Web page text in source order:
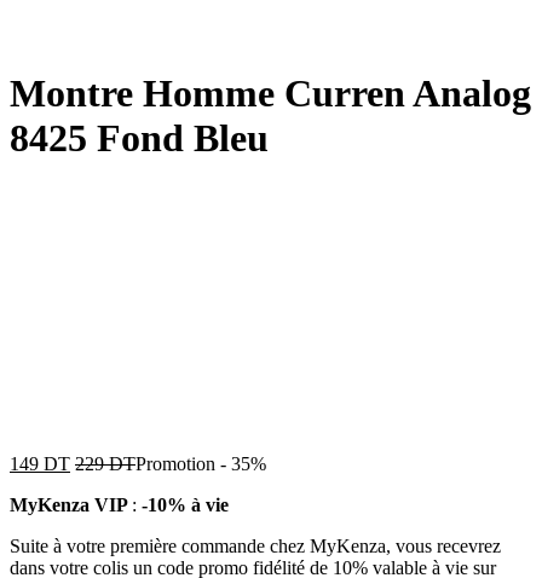
Montre Homme Curren Analog
8425 Fond Bleu
149 DT 229DTPromotion - 35%
MyKenza VIP : -10% à vie
Suite à votre première commande chez MyKenza, vous recevrez
dans votre colis un code promo fidélité de 10% valable à vie sur